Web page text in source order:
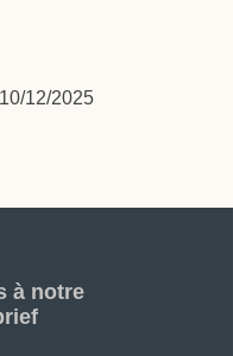
12/2025
à notre